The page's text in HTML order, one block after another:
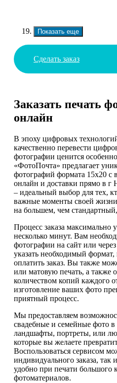
Показать еще
Сделать заказ
Заказать печать
онлайн
В эпоху цифровых
качественно перевести
фотографии ценится
«ФотоПочта» предлагает
фотографий формата 15х20 с
онлайн и доставки прямо в г
– идеальный выбор для тех,
важные моменты своей жизни
на большем, чем
Процесс заказа максимально
несколько минут. Вам
фотографии на сайт или
указать необходимый
оплатить заказ. Вы также
или матовую печать, а также
количеством копий каждого
изготовление ваших фото
приятный процесс.
Мы предоставляем
свадебные и семейные фото
ландшафты, портреты, или
которые вы желаете
Воспользоваться сервисом
индивидуального заказа, так
удобно при печати большого
фотоматериалов.